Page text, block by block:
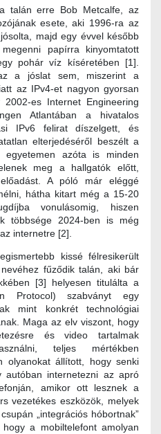
talán erre Bob Metcalfe, az
esete, aki 1996-ra az
majd egy évvel később
papírra kinyomtatott
pohár víz kíséretében [1].
a jóslat sem, miszerint a
az IPv4-et nagyon gyorsan
es Internet Engineering
Atlantában a hivatalos
IPv6 felirat díszelgett, és
elterjedéséről beszélt a
egyetemen azóta is minden
meg a hallgatók előtt,
A póló már eléggé
hátha kitart még a 15-20
vonulásomig, hiszen
többsége 2024-ben is még
internetre [2].
kissé félresikerült
fűződik talán, aki bár
[3] helyesen titulálta a
Protocol) szabványt egy
mint konkrét technológiai
Maga az elv viszont, hogy
és video tartalmak
teljes mértékben
olyanokat állított, hogy senki
internetezni az apró
amikor ott lesznek a
vezetékes eszközök, melyek
„integrációs hóbortnak”
a mobiltelefont amolyan